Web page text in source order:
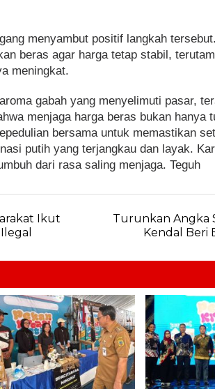
menyambut positif langkah
beras agar harga tetap stabil,
meningkat.
gabah yang menyelimuti pasar,
menjaga harga beras bukan hanya
bersama untuk memastikan
putih yang terjangkau dan layak.
dari rasa saling menjaga. Teguh
Ikut
Turunkan Angka
Kendal Beri